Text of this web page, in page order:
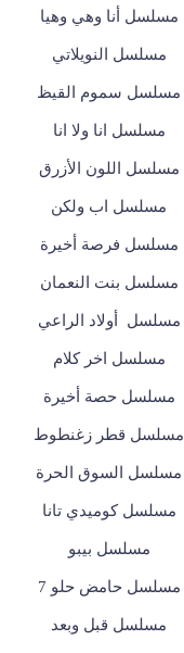
مسلسل أنا وهي وهيا
مسلسل النويلاتي
مسلسل سموم القيظ
مسلسل انا ولا انا
مسلسل اللون الأزرق
مسلسل اب ولكن
مسلسل فرصة أخيرة
مسلسل بنت النعمان
مسلسل أولاد الراعي
مسلسل اخر كلام
مسلسل حصة أخيرة
مسلسل قطر زغنطوط
مسلسل السوق الحرة
مسلسل كوميدي تانا
مسلسل بيبو
مسلسل حامض حلو 7
مسلسل قبل وبعد